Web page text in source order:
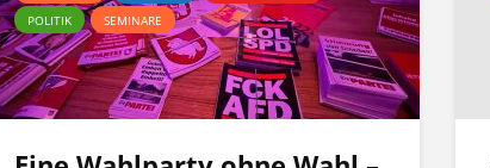
POLITIK
SEMINARE